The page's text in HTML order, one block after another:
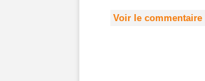
Voir le commentaire